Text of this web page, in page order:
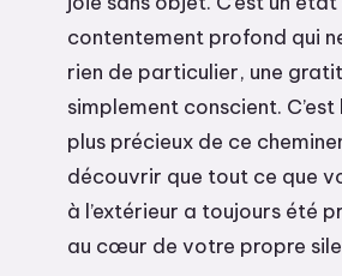
contentement profond qui
rien de particulier, une
simplement conscient.
plus précieux de ce
découvrir que tout ce que
à l’extérieur a toujours été
au cœur de votre propre